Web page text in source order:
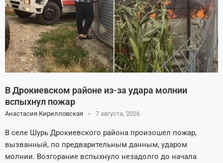
В Дрокиевском районе из-за удара молнии
вспыхнул пожар
Анастасия Кирилловская 7 августа, 2026
В селе Шурь Дрокиевского района произошел пожар,
вызванный, по предварительным данным, ударом
молнии. Возгорание вспыхнуло незадолго до начала